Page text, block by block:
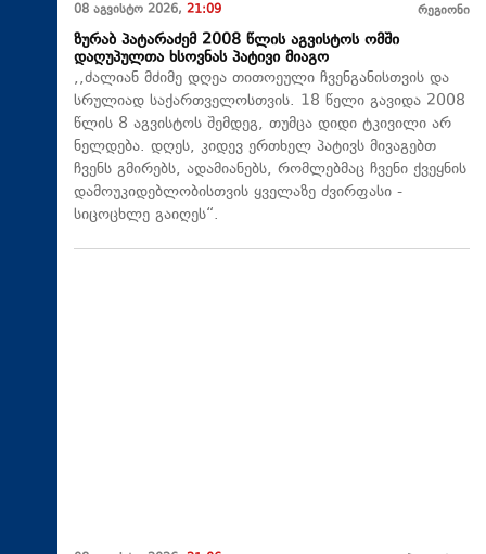
08 აგვისტო 2026, 21:09 რეგიონი
ზურაბ პატარაძემ 2008 წლის აგვისტოს ომში
დაღუპულთა ხსოვნას პატივი მიაგო
,,ძალიან მძიმე დღეა თითოეული ჩვენგანისთვის და
სრულიად საქართველოსთვის. 18 წელი გავიდა 2008
წლის 8 აგვისტოს შემდეგ, თუმცა დიდი ტკივილი არ
ნელდება. დღეს, კიდევ ერთხელ პატივს მივაგებთ
ჩვენს გმირებს, ადამიანებს, რომლებმაც ჩვენი ქვეყნის
დამოუკიდებლობისთვის ყველაზე ძვირფასი -
სიცოცხლე გაიღეს“.